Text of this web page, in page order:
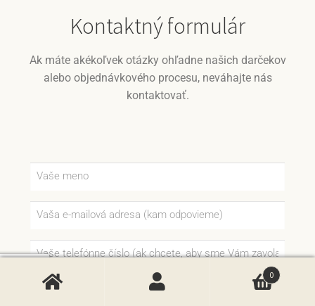
Kontaktný formulár
Ak máte akékoľvek otázky ohľadne našich darčekov
alebo objednávkového procesu, neváhajte nás
kontaktovať.
0